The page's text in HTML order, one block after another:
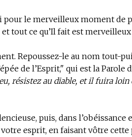
pour le merveilleux moment de
tout ce qu’Il fait est merveilleux
Repoussez-le au nom tout-
de l’Esprit," qui est la Parole
résistez au diable, et il fuira loin
puis, dans l’obéissance
esprit, en faisant vôtre cette